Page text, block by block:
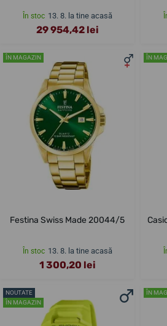
În stoc 13. 8. la tine acasă
29 954,42 lei
ÎN MAGAZIN
Festina Swiss Made 20044/5
În stoc 13. 8. la tine acasă
1 300,20 lei
ÎN
NOUTATE
ÎN MAGAZIN
ÎN